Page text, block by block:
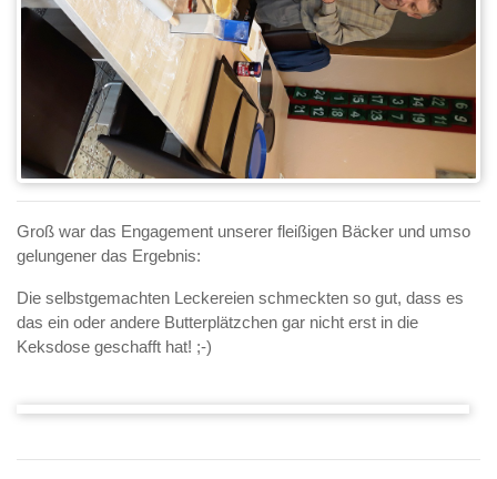
Groß war das Engagement unserer fleißigen Bäcker und umso
gelungener das Ergebnis:
Die selbstgemachten Leckereien schmeckten so gut, dass es
das ein oder andere Butterplätzchen gar nicht erst in die
Keksdose geschafft hat! ;-)